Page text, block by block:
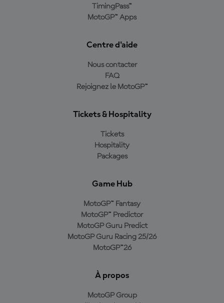
TimingPass™
MotoGP™ Apps
Centre d'aide
Nous contacter
FAQ
Rejoignez le MotoGP™
Tickets & Hospitality
Tickets
Hospitality
Packages
Game Hub
MotoGP™ Fantasy
MotoGP™ Predictor
MotoGP Guru Predict
MotoGP Guru Racing 25/26
MotoGP™26
À propos
MotoGP Group